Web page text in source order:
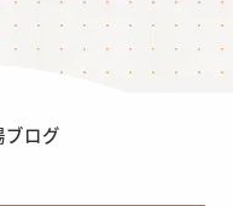
ブログ